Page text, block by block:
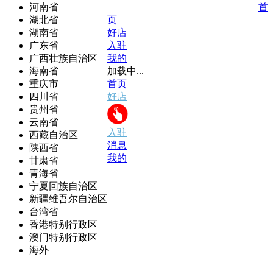
河南省
湖北省
湖南省
广东省
广西壮族自治区
海南省
重庆市
四川省
贵州省
云南省
西藏自治区
陕西省
甘肃省
青海省
宁夏回族自治区
新疆维吾尔自治区
台湾省
香港特别行政区
澳门特别行政区
海外
首
页
好店
入驻
我的
加载中...
首页
好店
入驻
消息
我的